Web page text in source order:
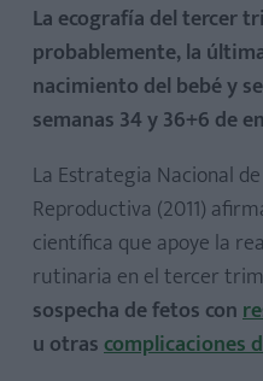
La ecografía del tercer
probablemente, la
nacimiento del bebé y
semanas 34 y 36+6 de
La Estrategia Nacional
Reproductiva (2011)
científica que apoye la
rutinaria en el tercer
sospecha de fetos con
u otrascomplicaciones